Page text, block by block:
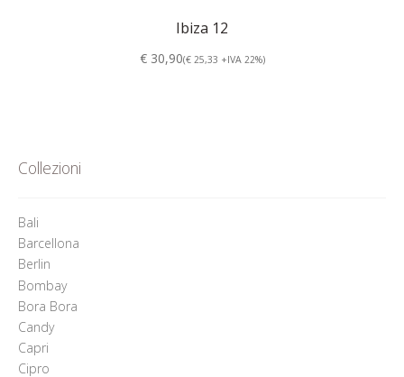
Ibiza 12
€ 30,90(€ 25,33 +IVA 22%)
Collezioni
Bali
Barcellona
Berlin
Bombay
Bora Bora
Candy
Capri
Cipro